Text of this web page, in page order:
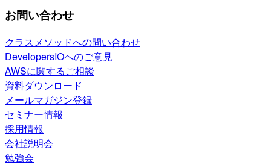
お問い合わせ
クラスメソッドへの問い合わせ
DevelopersIOへのご意見
AWSに関するご相談
資料ダウンロード
メールマガジン登録
セミナー情報
採用情報
会社説明会
勉強会